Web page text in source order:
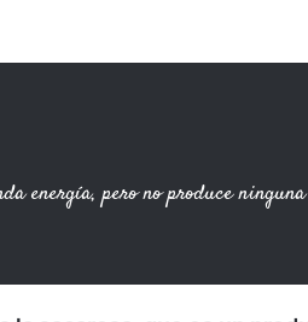
energía, pero no produce ninguna